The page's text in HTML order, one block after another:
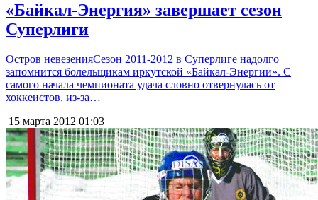
«Байкал-Энергия» завершает сезон
Суперлиги
Остров невезенияСезон 2011-2012 в Суперлиге надолго
запомнится болельщикам иркутской «Байкал-Энергии». С
самого начала чемпионата удача словно отвернулась от
хоккеистов, из-за…
15 марта 2012 01:03